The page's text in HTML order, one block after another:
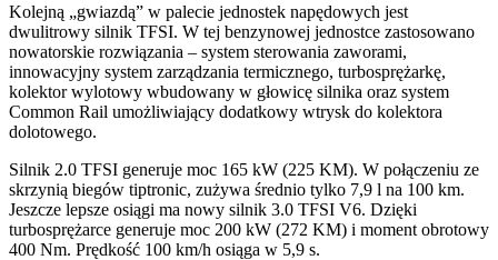
Kolejną „gwiazdą” w palecie jednostek napędowych jest
dwulitrowy silnik TFSI. W tej benzynowej jednostce zastosowano
nowatorskie rozwiązania – system sterowania zaworami,
innowacyjny system zarządzania termicznego, turbosprężarkę,
kolektor wylotowy wbudowany w głowicę silnika oraz system
Common Rail umożliwiający dodatkowy wtrysk do kolektora
dolotowego.
Silnik 2.0 TFSI generuje moc 165 kW (225 KM). W połączeniu ze
skrzynią biegów tiptronic, zużywa średnio tylko 7,9 l na 100 km.
Jeszcze lepsze osiągi ma nowy silnik 3.0 TFSI V6. Dzięki
turbosprężarce generuje moc 200 kW (272 KM) i moment obrotowy
400 Nm. Prędkość 100 km/h osiąga w 5,9 s.